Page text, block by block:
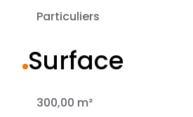
Particuliers
Surface
300,00 m²